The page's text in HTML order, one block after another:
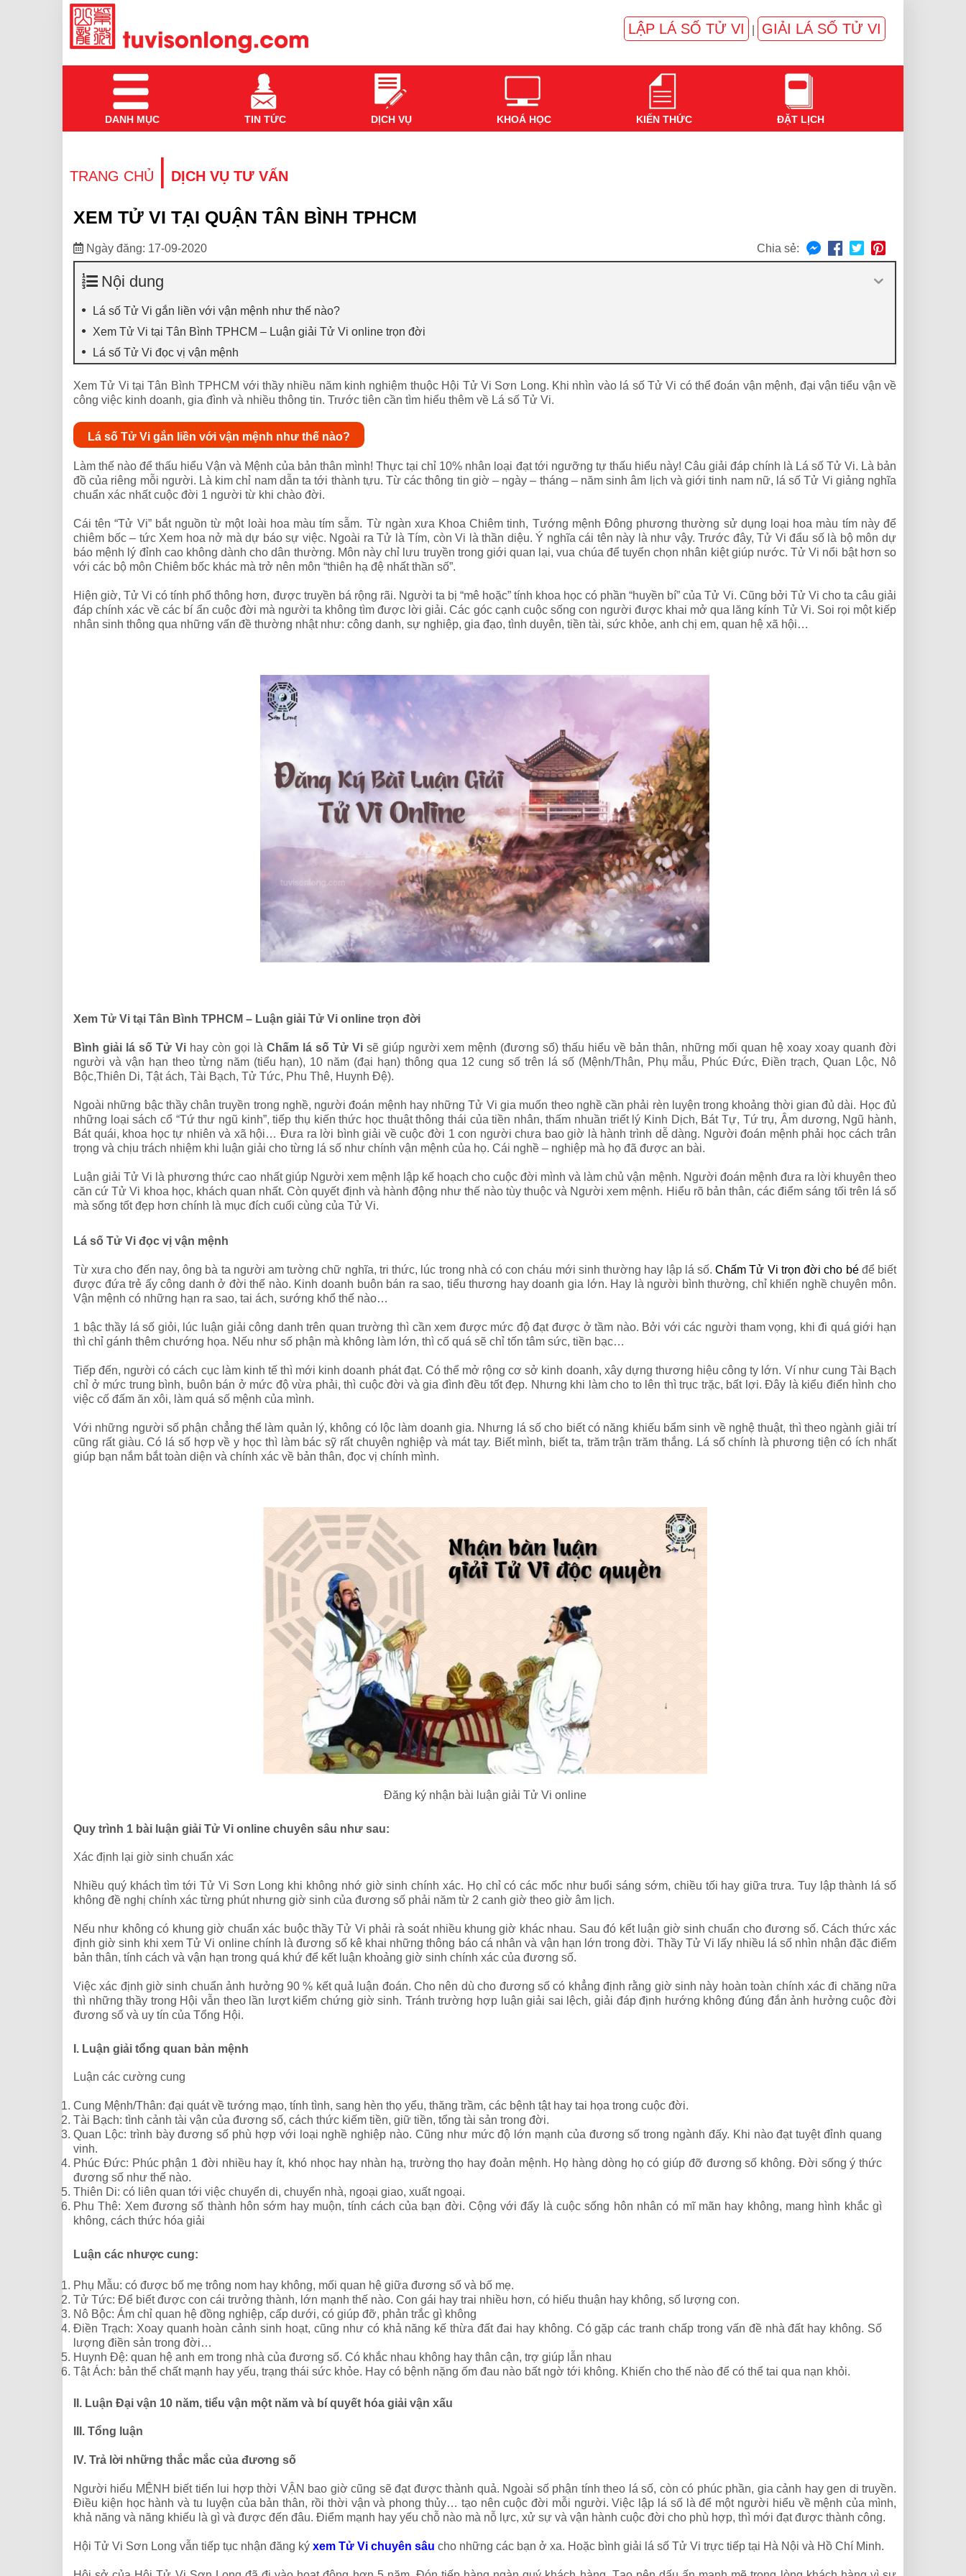
LẬP LÁ SỐ TỬ VI GIẢI LÁ SỐ TỬ VI
DANH MỤC TIN TỨC DỊCH VỤ KHOÁ HỌC KIẾN THỨC ĐẶT LỊCH
TRANG CHỦ | DỊCH VỤ TƯ VẤN
XEM TỬ VI TẠI QUẬN TÂN BÌNH TPHCM
Ngày đăng: 17-09-2020 Chia sẻ:
Nội dung
Lá số Tử Vi gắn liền với vận mệnh như thế nào?
Xem Tử Vi tại Tân Bình TPHCM – Luận giải Tử Vi online trọn đời
Lá số Tử Vi đọc vị vận mệnh
Xem Tử Vi tại Tân Bình TPHCM với thầy nhiều năm kinh nghiệm thuộc Hội Tử Vi Sơn Long. Khi nhìn vào lá số Tử Vi có thể đoán vận mệnh, đại vận tiểu vận về
công việc kinh doanh, gia đình và nhiều thông tin. Trước tiên cần tìm hiểu thêm về Lá số Tử Vi.
Lá số Tử Vi gắn liền với vận mệnh như thế nào?
Làm thế nào để thấu hiểu Vận và Mệnh của bản thân mình! Thực tại chỉ 10% nhân loại đạt tới ngưỡng tự thấu hiểu này! Câu giải đáp chính là Lá số Tử Vi. Là bản
đồ của riêng mỗi người. Là kim chỉ nam dẫn ta tới thành tựu. Từ các thông tin giờ – ngày – tháng – năm sinh âm lịch và giới tinh nam nữ, lá số Tử Vi giảng nghĩa
chuẩn xác nhất cuộc đời 1 người từ khi chào đời.
Cái tên “Tử Vi” bắt nguồn từ một loài hoa màu tím sẫm. Từ ngàn xưa Khoa Chiêm tinh, Tướng mệnh Đông phương thường sử dụng loại hoa màu tím này để
chiêm bốc – tức Xem hoa nở mà dự báo sự việc. Ngoài ra Tử là Tím, còn Vi là thần diệu. Ý nghĩa cái tên này là như vậy. Trước đây, Tử Vi đẩu số là bộ môn dự
báo mệnh lý đỉnh cao không dành cho dân thường. Môn này chỉ lưu truyền trong giới quan lại, vua chúa để tuyển chọn nhân kiệt giúp nước. Tử Vi nổi bật hơn so
với các bộ môn Chiêm bốc khác mà trở nên môn “thiên hạ đệ nhất thần số”.
Hiện giờ, Tử Vi có tính phổ thông hơn, được truyền bá rộng rãi. Người ta bị “mê hoặc” tính khoa học có phần “huyền bí” của Tử Vi. Cũng bởi Tử Vi cho ta câu giải
đáp chính xác về các bí ẩn cuộc đời mà người ta không tìm được lời giải. Các góc cạnh cuộc sống con người được khai mở qua lăng kính Tử Vi. Soi rọi một kiếp
nhân sinh thông qua những vấn đề thường nhật như: công danh, sự nghiệp, gia đạo, tình duyên, tiền tài, sức khỏe, anh chị em, quan hệ xã hội…
Xem Tử Vi tại Tân Bình TPHCM – Luận giải Tử Vi online trọn đời
Bình giải lá số Tử Vihay còn gọi là Chấm lá số Tử Visẽ giúp người xem mệnh (đương số) thấu hiểu về bản thân, những mối quan hệ xoay xoay quanh đời
người và vận hạn theo từng năm (tiểu hạn), 10 năm (đại hạn) thông qua 12 cung số trên lá số (Mệnh/Thân, Phụ mẫu, Phúc Đức, Điền trạch, Quan Lộc, Nô
Bộc,Thiên Di, Tật ách, Tài Bạch, Tử Tức, Phu Thê, Huynh Đệ).
Ngoài những bậc thầy chân truyền trong nghề, người đoán mệnh hay những Tử Vi gia muốn theo nghề cần phải rèn luyện trong khoảng thời gian đủ dài. Học đủ
những loại sách cổ “Tứ thư ngũ kinh”, tiếp thụ kiến thức học thuật thông thái của tiền nhân, thấm nhuần triết lý Kinh Dịch, Bát Tự, Tứ trụ, Âm dương, Ngũ hành,
Bát quái, khoa học tự nhiên và xã hội… Đưa ra lời bình giải về cuộc đời 1 con người chưa bao giờ là hành trình dễ dàng. Người đoán mệnh phải học cách trân
trọng và chịu trách nhiệm khi luận giải cho từng lá số như chính vận mệnh của họ. Cái nghề – nghiệp mà họ đã được an bài.
Luận giải Tử Vi là phương thức cao nhất giúp Người xem mệnh lập kế hoạch cho cuộc đời mình và làm chủ vận mệnh. Người đoán mệnh đưa ra lời khuyên theo
căn cứ Tử Vi khoa học, khách quan nhất. Còn quyết định và hành động như thế nào tùy thuộc và Người xem mệnh. Hiểu rõ bản thân, các điểm sáng tối trên lá số
mà sống tốt đẹp hơn chính là mục đích cuối cùng của Tử Vi.
Lá số Tử Vi đọc vị vận mệnh
Từ xưa cho đến nay, ông bà ta người am tường chữ nghĩa, tri thức, lúc trong nhà có con cháu mới sinh thường hay lập lá số.Chấm Tử Vi trọn đời cho béđể biết
được đứa trẻ ấy công danh ở đời thế nào. Kinh doanh buôn bán ra sao, tiểu thương hay doanh gia lớn. Hay là người bình thường, chỉ khiến nghề chuyên môn.
Vận mệnh có những hạn ra sao, tai ách, sướng khổ thế nào…
1 bậc thầy lá số giỏi, lúc luận giải công danh trên quan trường thì cần xem được mức độ đạt được ở tầm nào. Bởi với các người tham vọng, khi đi quá giới hạn
thì chỉ gánh thêm chướng họa. Nếu như số phận mà không làm lớn, thì cố quá sẽ chỉ tốn tâm sức, tiền bạc…
Tiếp đến, người có cách cục làm kinh tế thì mới kinh doanh phát đạt. Có thể mở rộng cơ sở kinh doanh, xây dựng thương hiệu công ty lớn. Ví như cung Tài Bạch
chỉ ở mức trung bình, buôn bán ở mức độ vừa phải, thì cuộc đời và gia đình đều tốt đẹp. Nhưng khi làm cho to lên thì trục trặc, bất lợi. Đây là kiểu điển hình cho
việc cố đấm ăn xôi, làm quá số mệnh của mình.
Với những người số phận chẳng thể làm quản lý, không có lộc làm doanh gia. Nhưng lá số cho biết có năng khiếu bẩm sinh về nghệ thuật, thì theo ngành giải trí
cũng rất giàu. Có lá số hợp về y học thì làm bác sỹ rất chuyên nghiệp và mát tay. Biết mình, biết ta, trăm trận trăm thắng. Lá số chính là phương tiện có ích nhất
giúp bạn nắm bắt toàn diện và chính xác về bản thân, đọc vị chính mình.
Đăng ký nhận bài luận giải Tử Vi online
Quy trình 1 bài luận giải Tử Vi online chuyên sâu như sau:
Xác định lại giờ sinh chuẩn xác
Nhiều quý khách tìm tới Tử Vi Sơn Long khi không nhớ giờ sinh chính xác. Họ chỉ có các mốc như buổi sáng sớm, chiều tối hay giữa trưa. Tuy lập thành lá số
không đề nghị chính xác từng phút nhưng giờ sinh của đương số phải năm từ 2 canh giờ theo giờ âm lịch.
Nếu như không có khung giờ chuẩn xác buộc thầy Tử Vi phải rà soát nhiều khung giờ khác nhau. Sau đó kết luận giờ sinh chuẩn cho đương số. Cách thức xác
định giờ sinh khi xem Tử Vi online chính là đương số kê khai những thông báo cá nhân và vận hạn lớn trong đời. Thầy Tử Vi lấy nhiều lá số nhìn nhận đặc điểm
bản thân, tính cách và vận hạn trong quá khứ để kết luận khoảng giờ sinh chính xác của đương số.
Việc xác định giờ sinh chuẩn ảnh hưởng 90 % kết quả luận đoán. Cho nên dù cho đương số có khẳng định rằng giờ sinh này hoàn toàn chính xác đi chăng nữa
thì những thầy trong Hội vẫn theo lần lượt kiểm chứng giờ sinh. Tránh trường hợp luận giải sai lệch, giải đáp định hướng không đúng đắn ảnh hưởng cuộc đời
đương số và uy tín của Tổng Hội.
I. Luận giải tổng quan bản mệnh
Luận các cường cung
Cung Mệnh/Thân: đại quát về tướng mạo, tính tình, sang hèn thọ yểu, thăng trầm, các bệnh tật hay tai họa trong cuộc đời.
Tài Bạch: tình cảnh tài vận của đương số, cách thức kiếm tiền, giữ tiền, tổng tài sản trong đời.
Quan Lộc: trình bày đương số phù hợp với loại nghề nghiệp nào. Cũng như mức độ lớn mạnh của đương số trong ngành đấy. Khi nào đạt tuyệt đỉnh quang
vinh.
Phúc Đức: Phúc phận 1 đời nhiều hay ít, khó nhọc hay nhàn hạ, trường thọ hay đoản mệnh. Họ hàng dòng họ có giúp đỡ đương số không. Đời sống ý thức
đương số như thế nào.
Thiên Di: có liên quan tới việc chuyển di, chuyển nhà, ngoại giao, xuất ngoại.
Phu Thê: Xem đương số thành hôn sớm hay muộn, tính cách của bạn đời. Cộng với đấy là cuộc sống hôn nhân có mĩ mãn hay không, mang hình khắc gì
không, cách thức hóa giải
Luận các nhược cung:
Phụ Mẫu: có được bố mẹ trông nom hay không, mối quan hệ giữa đương số và bố mẹ.
Tử Tức: Để biết được con cái trưởng thành, lớn mạnh thế nào. Con gái hay trai nhiều hơn, có hiếu thuận hay không, số lượng con.
Nô Bộc: Ám chỉ quan hệ đồng nghiệp, cấp dưới, có giúp đỡ, phản trắc gì không
Điền Trạch: Xoay quanh hoàn cảnh sinh hoạt, cũng như có khả năng kế thừa đất đai hay không. Có gặp các tranh chấp trong vấn đề nhà đất hay không. Số
lượng điền sản trong đời…
Huynh Đệ: quan hệ anh em trong nhà của đương số. Có khắc nhau không hay thân cận, trợ giúp lẫn nhau
Tật Ách: bản thể chất mạnh hay yếu, trạng thái sức khỏe. Hay có bệnh nặng ốm đau nào bất ngờ tới không. Khiến cho thế nào để có thể tai qua nạn khỏi.
II. Luận Đại vận 10 năm, tiểu vận một năm và bí quyết hóa giải vận xấu
III. Tổng luận
IV. Trả lời những thắc mắc của đương số
Người hiểu MỆNH biết tiến lui hợp thời VẬN bao giờ cũng sẽ đạt được thành quả. Ngoài số phận tính theo lá số, còn có phúc phần, gia cảnh hay gen di truyền.
Điều kiện học hành và tu luyện của bản thân, rồi thời vận và phong thủy… tạo nên cuộc đời mỗi người. Việc lập lá số là để một người hiểu về mệnh của mình,
khả năng và năng khiếu là gì và được đến đâu. Điểm mạnh hay yếu chỗ nào mà nỗ lực, xử sự và vận hành cuộc đời cho phù hợp, thì mới đạt được thành công.
Hội Tử Vi Sơn Long vẫn tiếp tục nhận đăng ký xem Tử Vi chuyên sâu cho những các bạn ở xa. Hoặc bình giải lá số Tử Vi trực tiếp tại Hà Nội và Hồ Chí Minh.